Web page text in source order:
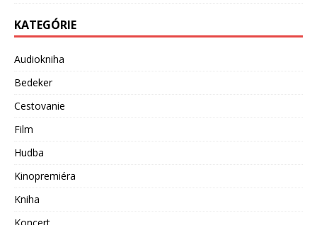
KATEGÓRIE
Audiokniha
Bedeker
Cestovanie
Film
Hudba
Kinopremiéra
Kniha
Koncert